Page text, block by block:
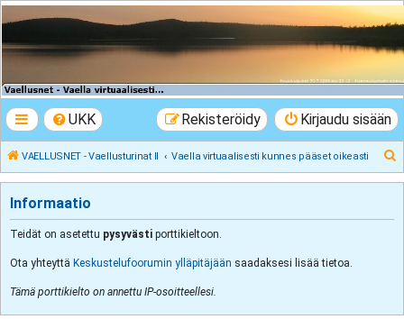
VAELLUSNET -
Vaellusturinat II
UKK Kirjaudu sisään
Rekisteröidy
VAELLUSNET - Vaellusturinat II Vaella virtuaalisesti kunnes pääset oikeasti
Informaatio
Teidät on asetettu pysyvästi porttikieltoon.
Ota yhteyttä Keskustelufoorumin ylläpitäjään saadaksesi lisää tietoa.
Tämä porttikielto on annettu IP-osoitteellesi.